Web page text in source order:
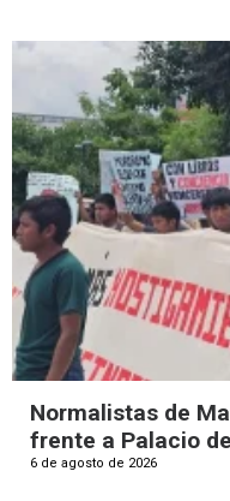
Normalistas de
frente a Palacio
6 de agosto de 2026